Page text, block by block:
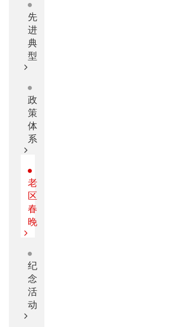
先
进
典
型
政
策
体
系
老
区
春
晚
纪
念
活
动